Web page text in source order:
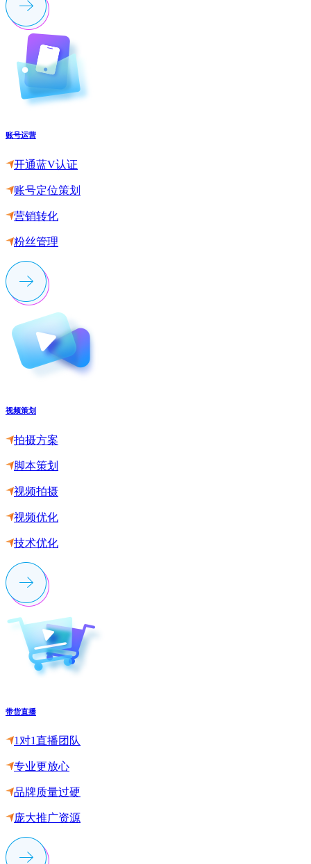
账号运营
开通蓝V认证
账号定位策划
营销转化
粉丝管理
视频策划
拍摄方案
脚本策划
视频拍摄
视频优化
技术优化
带货直播
1对1直播团队
专业更放心
品牌质量过硬
庞大推广资源